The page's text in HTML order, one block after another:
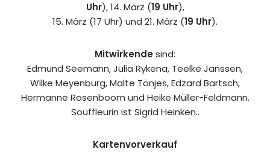
Uhr), 14. März (19 Uhr),
15. März (17 Uhr) und 21. März (19 Uhr).
Mitwirkendesind:
Edmund Seemann, Julia Rykena, Teelke Janssen,
Wilke Meyenburg, Malte Tönjes, Edzard Bartsch,
Hermanne Rosenboom und Heike Müller-Feldmann.
Souffleurin ist Sigrid Heinken..
Kartenvorverkauf